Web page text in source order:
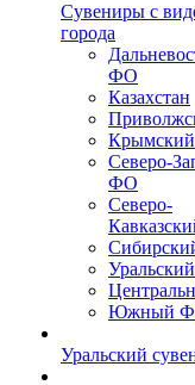
Сувениры с
города
ФО
Казахстан
Северо-
ФО
Северо-
Южный
Уральский